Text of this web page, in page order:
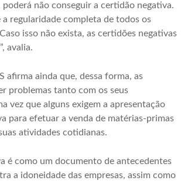
não conseguir a certidão negativa.
a regularidade completa de todos os
isso não exista, as certidões negativas
avalia.
afirma ainda que, dessa forma, as
problemas tanto com os seus
vez que alguns exigem a apresentação
para efetuar a venda de matérias-primas
atividades cotidianas.
é como um documento de antecedentes
a idoneidade das empresas, assim como